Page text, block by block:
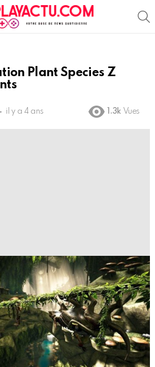
Plant Species Z
il y a 4 ans 1.3k Vues